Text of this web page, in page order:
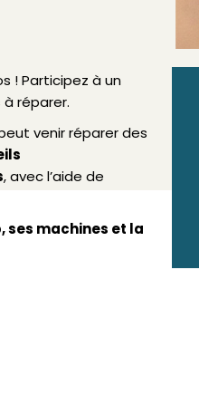
! Participez à un
réparer.
venir réparer des
, avec l’aide de
ses machines et la